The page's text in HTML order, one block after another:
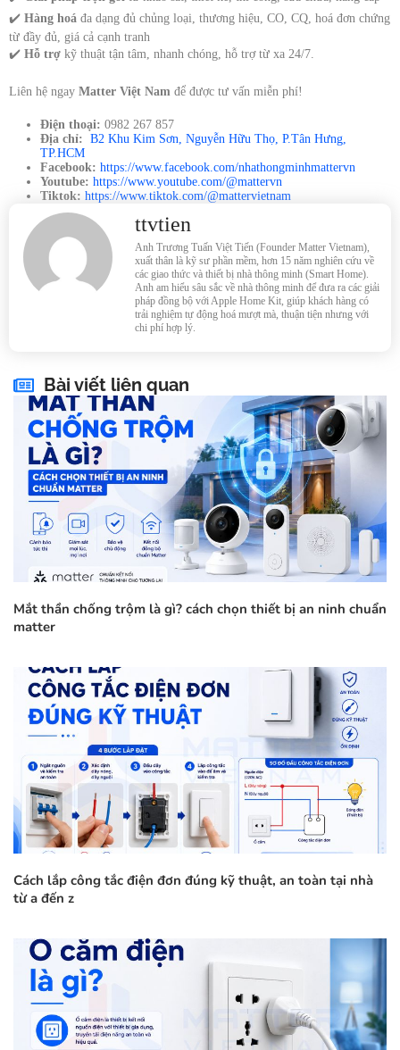
✔️ Hàng hoá đa dạng đủ chủng loại, thương hiệu, CO, CQ, hoá đơn chứng
từ đầy đủ, giá cả cạnh tranh
✔️ Hỗ trợ kỹ thuật tận tâm, nhanh chóng, hỗ trợ từ xa 24/7.
Liên hệ ngay Matter Việt Nam để được tư vấn miễn phí!
Điện thoại: 0982 267 857
Địa chỉ: B2 Khu Kim Sơn, Nguyễn Hữu Thọ, P.Tân Hưng,
TP.HCM
Facebook: https://www.facebook.com/nhathongminhmattervn
Youtube: https://www.youtube.com/@mattervn
Tiktok: https://www.tiktok.com/@mattervietnam
ttvtien
Anh Trương Tuấn Việt Tiến (Founder Matter Vietnam),
xuất thân là kỹ sư phần mềm, hơn 15 năm nghiên cứu về
các giao thức và thiết bị nhà thông minh (Smart Home).
Anh am hiểu sâu sắc về nhà thông minh để đưa ra các giải
pháp đồng bộ với Apple Home Kit, giúp khách hàng có
trải nghiệm tự động hoá mượt mà, thuận tiện nhưng với
chi phí hợp lý.
Bài viết liên quan
Mắt thần chống trộm là gì? cách chọn thiết bị an ninh chuẩn
matter
Cách lắp công tắc điện đơn đúng kỹ thuật, an toàn tại nhà
từ a đến z